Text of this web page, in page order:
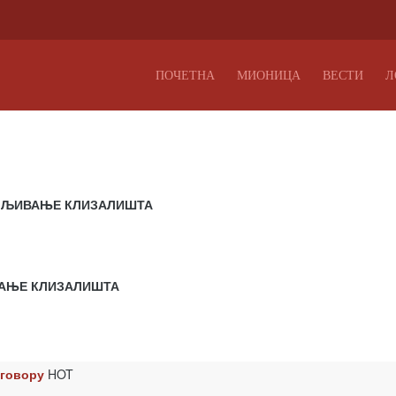
ПОЧЕТНА МИОНИЦА ВЕСТИ
КЛИЗАЛИШТА
КЛИЗАЛИШТА
HOT